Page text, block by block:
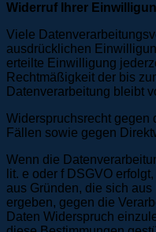
Widerruf Ihrer
Viele
ausdrücklichen
erteilte Einwilligung
Rechtmäßigkeit der bis
Datenverarbeitung bleibt
Widerspruchsrecht gegen
Fällen sowie gegen
Wenn die
lit. e oder f DSGVO
aus Gründen, die sich
ergeben, gegen die
Daten Widerspruch